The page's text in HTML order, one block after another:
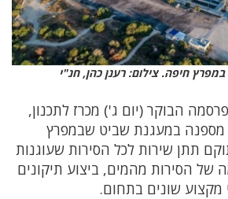
חיפה. צילום: רענן כהן, חנ"י
הבוקר (יום ג') מכרז לתכנון,
במעגנת שביט שבמפרץ
תתן שירות לכל הסירות שעוגנות
של הסירות מהמים, ביצוע תיקונים
מקצוע שונים בתחום.